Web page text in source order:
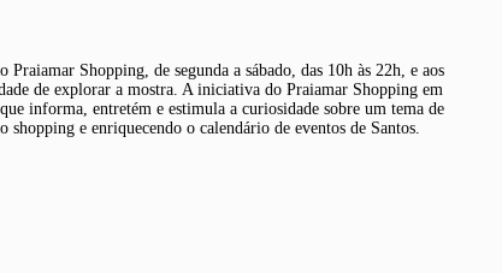
Shopping, de segunda a sábado, das 10h às 22h, e aos
de explorar a mostra. A iniciativa do Praiamar Shopping em
informa, entretém e estimula a curiosidade sobre um tema de
e enriquecendo o calendário de eventos de Santos.